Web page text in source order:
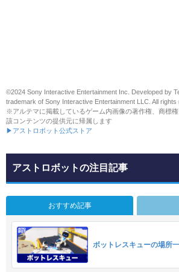
©2024 Sony Interactive Entertainment Inc. Developed by
trademark of Sony Interactive Entertainment LLC. All rights
※アルテマに掲載しているゲーム内画像の著作権、商標
該コンテンツの提供元に帰属します
▶アストロボット公式ストア
アストロボットの注目記事
おすすめ記事
ボットレスキューの場所